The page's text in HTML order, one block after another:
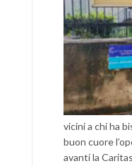
vicini a chi ha
buon cuore
avanti la